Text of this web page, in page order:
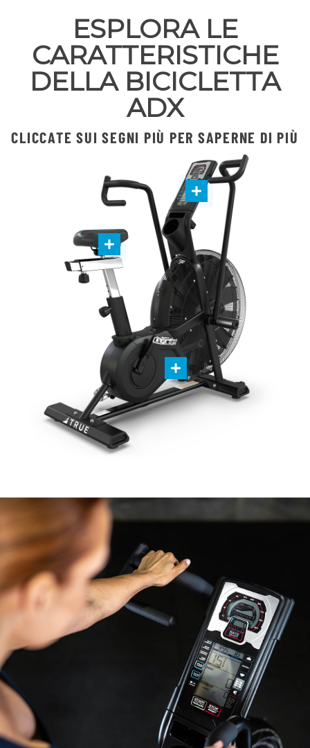
ESPLORA LE
CARATTERISTICHE
DELLA BICICLETTA
ADX
CLICCATE SUI SEGNI PIÙ PER SAPERNE DI PIÙ